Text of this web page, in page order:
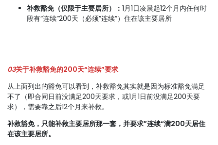
补救豁免（仅限于主要居所）： 1月1日凌晨起12个月内任何时
段有“连续”200天（必须”连续”）住在该主要居所
03关于补救豁免的200天“连续”要求
从上面列出的豁免可以看到，补救豁免其实就是因为标准豁免满足
不了（即合同日前没满足200天要求，或1月1日前没满足200天要
求），需要靠之后12个月来补救。
补救豁免，只能补救主要居所那一套，并要求”连续“满200天居住
在该主要居所。